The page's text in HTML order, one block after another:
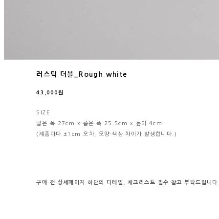
러스틱 더블_Rough white
43,000원
SIZE
넓은 폭 27cm x 좁은 폭 25.5cm x 높이 4cm
(제품마다 ±1cm 오차, 모양·색상 차이가 발생합니다.)
구매 전 상세페이지 하단의 디테일, 체크리스트 필수 참고 부탁드립니